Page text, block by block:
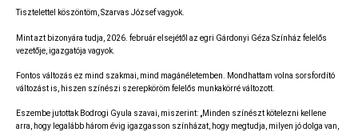
Tisztelettel köszöntöm, Szarvas József vagyok.
Mint azt bizonyára tudja, 2026. február elsejétől az egri Gárdonyi Géza Színház felelős
vezetője, igazgatója vagyok.
Fontos változás ez mind szakmai, mind magánéletemben. Mondhattam volna sorsfordító
változást is, hiszen színészi szerepköröm felelős munkakörré változott.
Eszembe jutottak Bodrogi Gyula szavai, miszerint: „Minden színészt kötelezni kellene
arra, hogy legalább három évig igazgasson színházat, hogy megtudja, milyen jó dolga van,